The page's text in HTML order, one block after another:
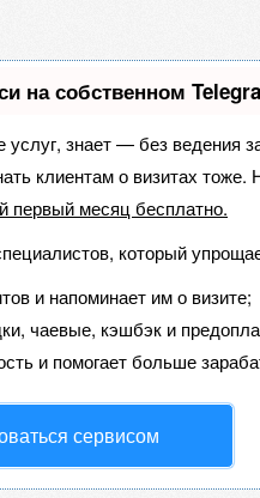
на собственном
услуг, знает — без ведения
клиентам о визитах
первый месяц бесплатно.
который
и напоминает им о визите;
чаевые, кэшбэк и
и помогает больше
сервисом